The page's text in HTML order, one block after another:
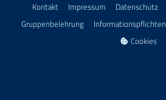
Kontakt Impressum Datenschutz
Gruppenbelehrung
Informationspflichten
Cookies